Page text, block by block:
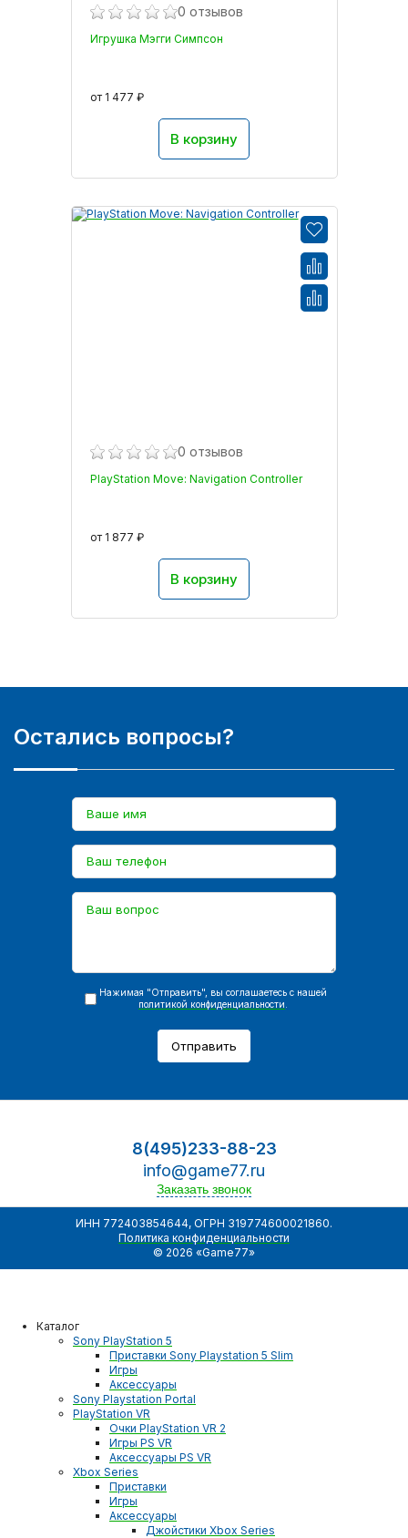
0 отзывов
Игрушка Мэгги Симпсон
от 1 477 ₽
В корзину
0 отзывов
PlayStation Move: Navigation Controller
от 1 877 ₽
В корзину
Остались вопросы?
Нажимая "Отправить", вы соглашаетесь с нашей
политикой конфиденциальности
Отправить
8(495)233-88-23
info@game77.ru
Заказать звонок
ИНН 772403854644, ОГРН 319774600021860.
Политика конфиденциальности
© 2026 «Game77»
Каталог
Sony PlayStation 5
Приставки Sony Playstation 5 Slim
Игры
Аксессуары
Sony Playstation Portal
PlayStation VR
Очки PlayStation VR 2
Игры PS VR
Аксессуары PS VR
Xbox Series
Приставки
Игры
Аксессуары
Джойстики Xbox Series